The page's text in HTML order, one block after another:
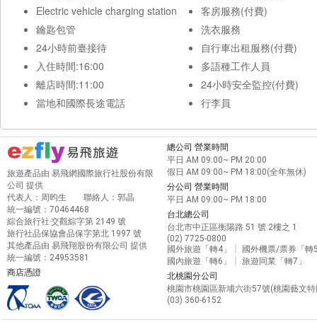
Electric vehicle charging station
鑰匙包管
24小時前臺接待
入住時間:16:00
離店時間:11:00
當地和國際長途電話
客房服務(付費)
洗衣服務
自行車出租服務(付費)
多語種工作人員
24小時安全監控(付費)
行李員